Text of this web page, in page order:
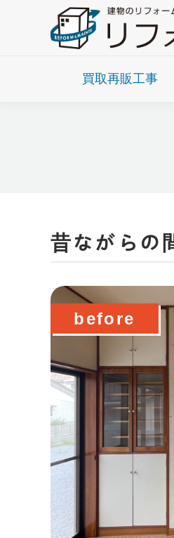
買取再販工事
昔ながらの
before